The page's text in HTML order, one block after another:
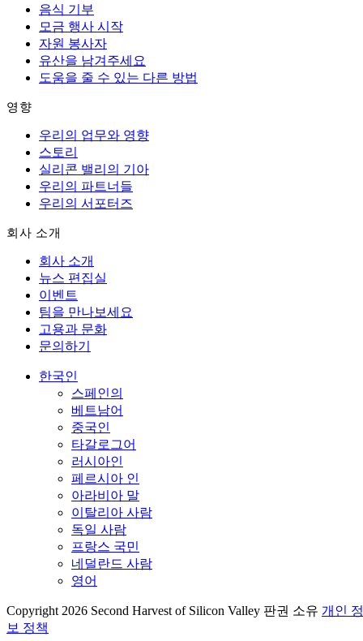
음식 기부
모금 행사 시작
자원 봉사자
유산을 남겨주세요
도움을 줄 수 있는 다른 방법
영향
우리의 업무와 영향
스토리
실리콘 밸리의 기아
우리의 파트너들
우리의 서포터즈
회사 소개
회사 소개
뉴스 편집실
이벤트
팀을 만나보세요
고용과 문화
문의하기
한국인
스페인의
베트남어
중국인
타갈로그어
러시아인
페르시아 인
아라비아 말
이탈리아 사람
독일 사람
프랑스 국민
네덜란드 사람
영어
Copyright 2026 Second Harvest of Silicon Valley 판권 소유 개인 정
보 정책